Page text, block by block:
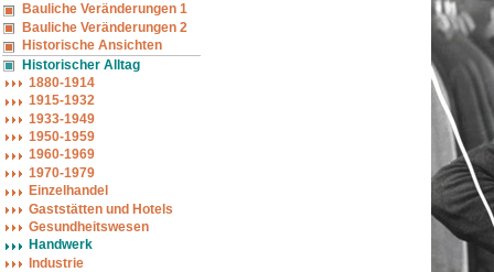
Bauliche Veränderungen 1
Bauliche Veränderungen 2
Historische Ansichten
Historischer Alltag
1880-1914
1915-1932
1933-1949
1950-1959
1960-1969
1970-1979
Einzelhandel
Gaststätten und Hotels
Gesundheitswesen
Handwerk
Industrie